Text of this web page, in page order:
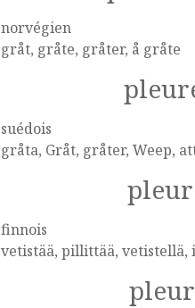
norvégien
gråt, gråte, gråter, å gråte
suédois
gråta, Gråt, gråter, Weep,
finnois
vetistää, pillittää,